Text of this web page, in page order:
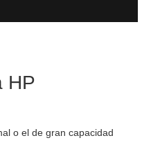
HP
o el de gran capacidad